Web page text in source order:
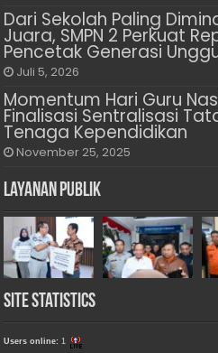
Dari Sekolah Paling
Juara, SMPN 2 Perkuat
Pencetak Generasi
Juli 5, 2026
Momentum Hari Guru
Finalisasi Sentralisasi
Tenaga Kependidikan
November 25, 2025
Layanan Publik
Site Statistics
Users online:1